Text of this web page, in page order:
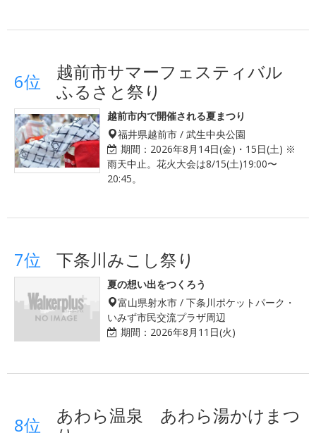
6位
越前市サマーフェスティバル
ふるさと祭り
越前市内で開催される夏まつり
福井県越前市 / 武生中央公園
期間： 2026年8月14日(金)・15日(土) ※
雨天中止。花火大会は8/15(土)19:00〜
20:45。
7位 下条川みこし祭り
夏の想い出をつくろう
富山県射水市 / 下条川ポケットパーク・
いみず市民交流プラザ周辺
期間： 2026年8月11日(火)
8位
あわら温泉 あわら湯かけまつ